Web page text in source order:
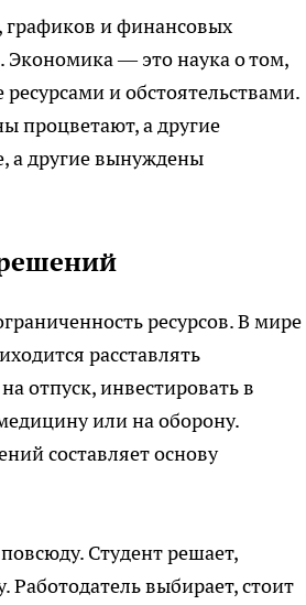
графиков и финансовых
Экономика — это наука о том,
и обстоятельствами.
процветают, а другие
а другие вынуждены
ресурсов. В мире
расставлять
отпуск, инвестировать в
или на оборону.
составляет основу
Студент решает,
Работодатель выбирает, стоит